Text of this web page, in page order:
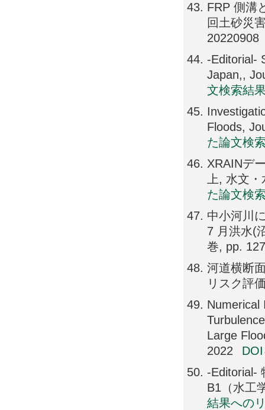
FRP 側溝
回土砂災
20220908
-Editorial-
Japan,,
文検索結
Floods,
た論文検
XRAINデ
上, 水文
た論文検
中小河川
7 月洪水(
巻, pp.
河道横断
リスク評
Numerical
Large
2022
-Editorial-
B1（水工
結果への